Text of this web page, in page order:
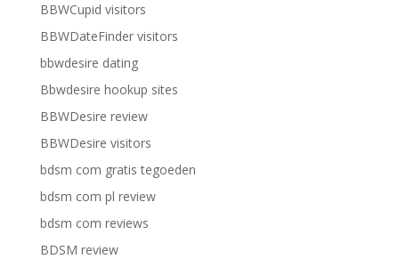
BBWCupid visitors
BBWDateFinder visitors
bbwdesire dating
Bbwdesire hookup sites
BBWDesire review
BBWDesire visitors
bdsm com gratis tegoeden
bdsm com pl review
bdsm com reviews
BDSM review